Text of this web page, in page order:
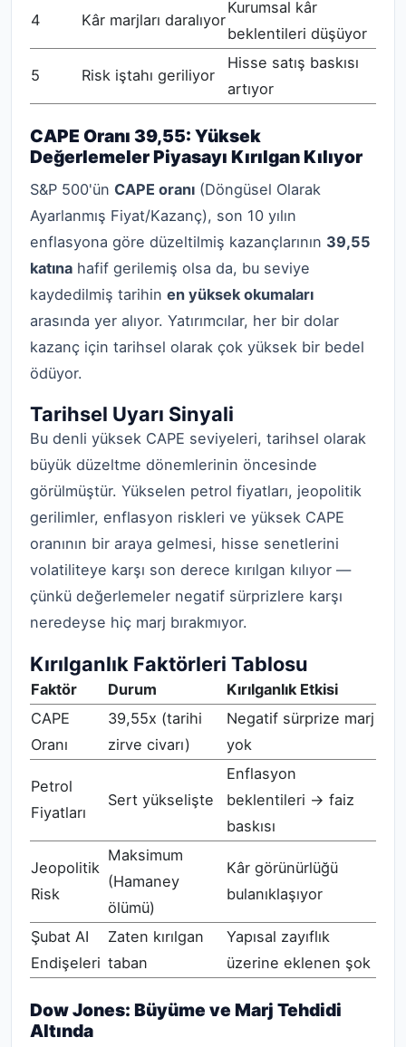
4 Kâr marjları daralıyor
Kurumsal kâr
beklentileri düşüyor
5 Risk iştahı geriliyor
Hisse satış baskısı
artıyor
CAPE Oranı 39,55: Yüksek
Değerlemeler Piyasayı Kırılgan Kılıyor
S&P 500'ün CAPE oranı (Döngüsel Olarak
Ayarlanmış Fiyat/Kazanç), son 10 yılın
enflasyona göre düzeltilmiş kazançlarının 39,55
katına hafif gerilemiş olsa da, bu seviye
kaydedilmiş tarihin en yüksek okumaları
arasında yer alıyor. Yatırımcılar, her bir dolar
kazanç için tarihsel olarak çok yüksek bir bedel
ödüyor.
Tarihsel Uyarı Sinyali
Bu denli yüksek CAPE seviyeleri, tarihsel olarak
büyük düzeltme dönemlerinin öncesinde
görülmüştür. Yükselen petrol fiyatları, jeopolitik
gerilimler, enflasyon riskleri ve yüksek CAPE
oranının bir araya gelmesi, hisse senetlerini
volatiliteye karşı son derece kırılgan kılıyor —
çünkü değerlemeler negatif sürprizlere karşı
neredeyse hiç marj bırakmıyor.
Kırılganlık Faktörleri Tablosu
Faktör Durum
Kırılganlık Etkisi
CAPE
Oranı
39,55x (tarihi
zirve civarı)
Negatif sürprize marj
yok
Petrol
Fiyatları
Sert yükselişte
Enflasyon
beklentileri → faiz
baskısı
Jeopolitik
Risk
Maksimum
(Hamaney
ölümü)
Kâr görünürlüğü
bulanıklaşıyor
Şubat AI
Endişeleri
Zaten kırılgan
taban
Yapısal zayıflık
üzerine eklenen şok
Dow Jones: Büyüme ve Marj Tehdidi
Altında